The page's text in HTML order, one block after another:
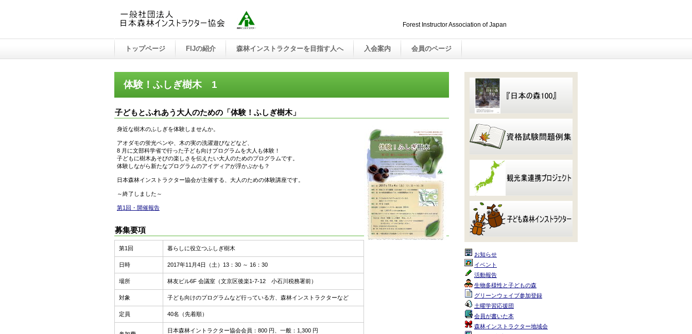
Forest Instructor Association of Japan
体験！ふしぎ樹木 1
子どもとふれあう大人のための「体験！ふしぎ樹木」
身近な樹木のふしぎを体験しませんか。
アオダモの蛍光ペンや、木の実の洗濯遊びなどなど、
8 月に文部科学省で行った子ども向けプログラムを大人も体験！
子どもに樹木あそびの楽しさを伝えたい大人のためのプログラムです。
体験しながら新たなプログラムのアイディアが浮かぶかも？
日本森林インストラクター協会が主催する、大人のための体験講座です。
～終了しました～
第1回・開催報告
募集要項
第1回 暮らしに役立つふしぎ樹木
日時 2017年11月4日（土）13：30 ～ 16：30
場所 林友ビル6F 会議室（文京区後楽1-7-12 小石川税務署前）
対象 子ども向けのプログラムなど行っている方、森林インストラクターなど
定員 40名（先着順）
日本森林イントラクター協会会員：800 円、一般：1,300 円
トップページ FIJの紹介 森林インストラクターを目指す人へ 入会案内 会員のページ
お知らせ
イベント
活動報告
生物多様性と子どもの森
グリーンウェイブ参加登録
土曜学習応援団
会員が書いた本
森林インストラクター地域会